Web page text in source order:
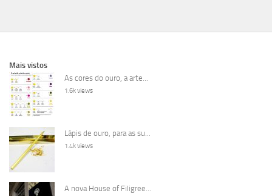
Mais vistos
As cores do ouro, a arte...
1.6k views
Lápis de ouro, para as su...
1.4k views
A nova House of Filigree...